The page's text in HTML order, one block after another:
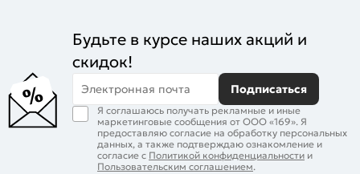
Будьте в курсе наших акций и
скидок!
Электронная почта Подписаться
Я соглашаюсь получать рекламные и иные
маркетинговые сообщения от ООО «169». Я
предоставляю согласие на обработку персональных
данных, а также подтверждаю ознакомление и
согласие с Политикой конфиденциальности и
Пользовательским соглашением.